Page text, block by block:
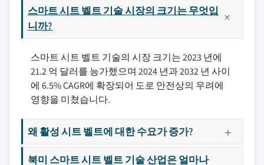
스마트 시트 벨트 기술 시장의 크기는 무엇입
니까?
스마트 시트 벨트 기술의 시장 크기는 2023 년에
21.2 억 달러를 능가했으며 2024 년과 2032 년 사이
에 6.5% CAGR에 확장되어 도로 안전상의 우려에
영향을 미쳤습니다.
왜 활성 시트 벨트에 대한 수요가 증가?
북미 스마트 시트 벨트 기술 산업은 얼마나